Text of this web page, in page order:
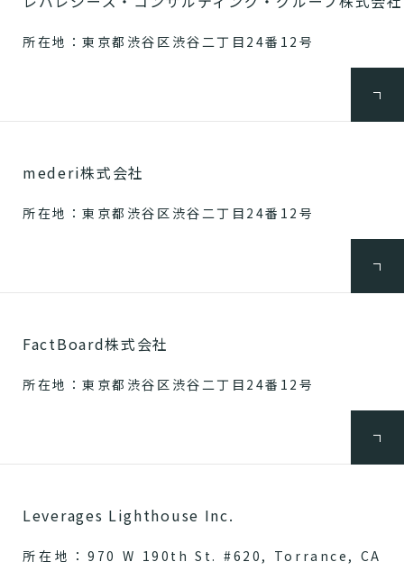
所在地：東京都渋谷区渋谷二丁目24番12号
mederi株式会社
所在地：東京都渋谷区渋谷二丁目24番12号
FactBoard株式会社
所在地：東京都渋谷区渋谷二丁目24番12号
Leverages Lighthouse Inc.
所在地：970 W 190th St. #620, Torrance, CA